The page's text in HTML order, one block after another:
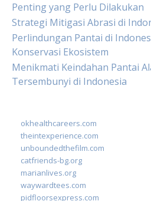
Penting yang Perlu Dilakukan
Strategi Mitigasi Abrasi di
Perlindungan Pantai di
Konservasi Ekosistem
Menikmati Keindahan Pantai
Tersembunyi di Indonesia
okhealthcareers.com
theintexperience.com
unboundedthefilm.com
catfriends-bg.org
marianlives.org
waywardtees.com
pidfloorsexpress.com